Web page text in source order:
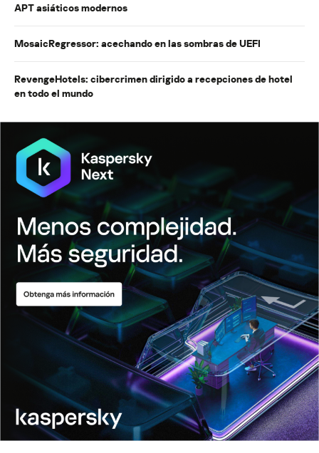
APT asiáticos modernos
MosaicRegressor: acechando en las sombras de UEFI
RevengeHotels: cibercrimen dirigido a recepciones de hotel
en todo el mundo